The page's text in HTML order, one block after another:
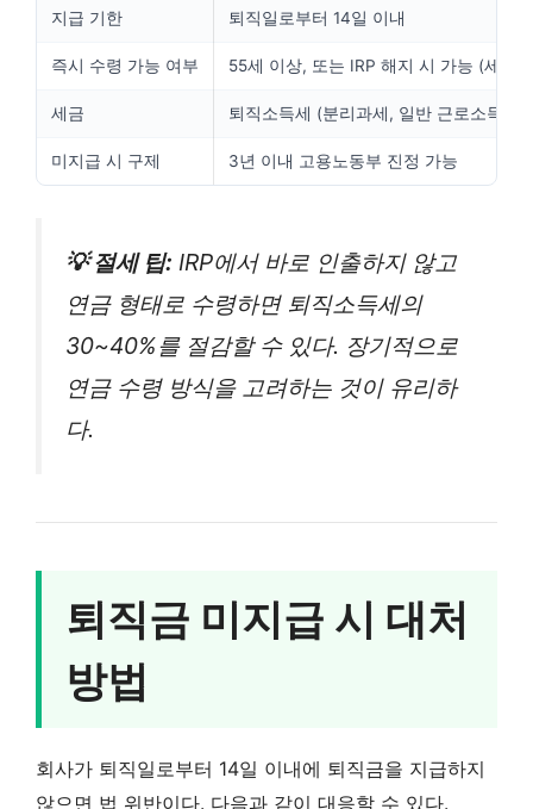
지급 기한 퇴직일로부터 14일 이내
즉시 수령 가능 여부 55세 이상, 또는 IRP 해지 시 가능 (세금
세금 퇴직소득세 (분리과세, 일반 근로소득세
미지급 시 구제 3년 이내 고용노동부 진정 가능
💡 절세 팁: IRP에서 바로 인출하지 않고
연금 형태로 수령하면 퇴직소득세의
30~40%를 절감할 수 있다. 장기적으로
연금 수령 방식을 고려하는 것이 유리하
다.
퇴직금 미지급 시 대처
방법
회사가 퇴직일로부터 14일 이내에 퇴직금을 지급하지
않으면 법 위반이다. 다음과 같이 대응할 수 있다.